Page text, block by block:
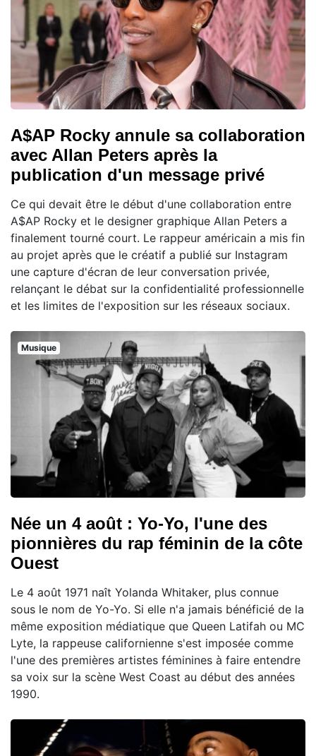
A$AP Rocky annule sa collaboration
avec Allan Peters après la
publication d'un message privé
Ce qui devait être le début d'une collaboration entre
A$AP Rocky et le designer graphique Allan Peters a
finalement tourné court. Le rappeur américain a mis fin
au projet après que le créatif a publié sur Instagram
une capture d'écran de leur conversation privée,
relançant le débat sur la confidentialité professionnelle
et les limites de l'exposition sur les réseaux sociaux.
Musique
Née un 4 août : Yo-Yo, l'une des
pionnières du rap féminin de la côte
Ouest
Le 4 août 1971 naît Yolanda Whitaker, plus connue
sous le nom de Yo-Yo. Si elle n'a jamais bénéficié de la
même exposition médiatique que Queen Latifah ou MC
Lyte, la rappeuse californienne s'est imposée comme
l'une des premières artistes féminines à faire entendre
sa voix sur la scène West Coast au début des années
1990.